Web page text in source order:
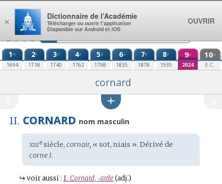
Aller au contenu
1re
1694
2e
1718
3e
1740
4e
1762
5e
1798
6e
1835
7e
1878
8e
1935
9e
2024
10e
E.C.
cornard
II. CORNARD nom masculin
Étymologie
:
xiiiesiècle, cornair, « sot, niais ». Dérivé de
corne I.
↪ voir aussi : I. Cornard, ‑arde (adj.)
×
Dictionnaire de l’Académie
Télécharger ou ouvrir l’application
Disponible sur Android et iOS
OUVRIR